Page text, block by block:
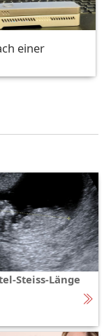
einer
Steiss-Länge